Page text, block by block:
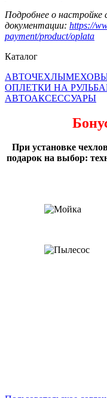
Подробнее о
документации: https://
payment/product/oplata
Каталог
АВТОЧЕХЛЫ
ОПЛЕТКИ НА РУЛЬ
АВТОАКСЕССУАРЫ
При установке
подарок на выбор: